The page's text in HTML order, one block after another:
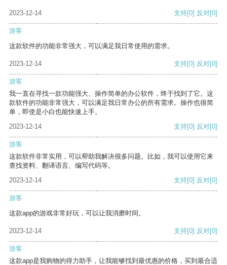
2023-12-14 支持[0] 反对[0]
游客
这款软件的功能非常强大，可以满足我日常使用的需求。
2023-12-14 支持[0] 反对[0]
游客
我一直在寻找一款功能强大、操作简单的办公软件，终于找到了它。这
款软件的功能非常强大，可以满足我日常办公的所有需求。操作也很简
单，即使是小白也能快速上手。
2023-12-14
支持[0] 反对[0]
游客
这款软件非常实用，可以帮助我解决很多问题。比如，我可以使用它来
查找资料、翻译语言、编写代码等。
2023-12-14
支持[0] 反对[0]
游客
这款app的游戏非常好玩，可以让我消磨时间。
2023-12-14 支持[0] 反对[0]
游客
这款app是我购物的得力助手，让我能够找到最优惠的价格，买到最合适